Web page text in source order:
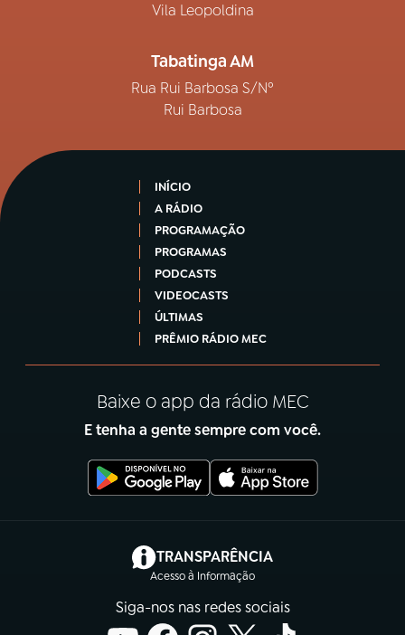
Vila Leopoldina
Tabatinga AM
Rua Rui Barbosa S/Nº
Rui Barbosa
INÍCIO
A RÁDIO
PROGRAMAÇÃO
PROGRAMAS
PODCASTS
VIDEOCASTS
ÚLTIMAS
PRÊMIO RÁDIO MEC
Baixe o app da rádio MEC
E tenha a gente sempre com você.
TRANSPARÊNCIA
Acesso à Informação
(abre em nova aba)
Siga-nos nas redes sociais